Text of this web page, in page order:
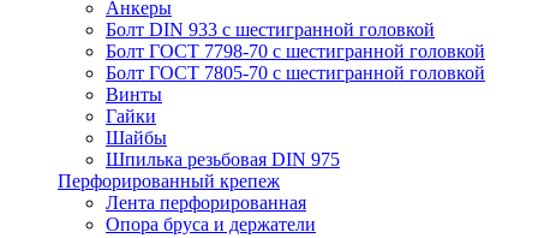
Анкеры
Болт DIN 933 с шестигранной головкой
Болт ГОСТ 7798-70 с шестигранной головкой
Болт ГОСТ 7805-70 с шестигранной головкой
Винты
Гайки
Шайбы
Шпилька резьбовая DIN 975
Перфорированный крепеж
Лента перфорированная
Опора бруса и держатели